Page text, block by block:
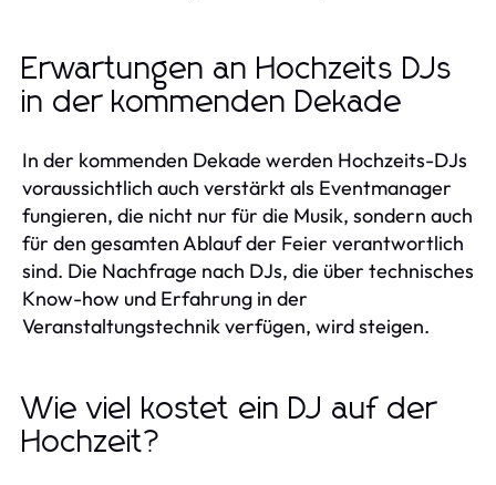
Erwartungen an Hochzeits DJs
in der kommenden Dekade
In der kommenden Dekade werden Hochzeits-DJs
voraussichtlich auch verstärkt als Eventmanager
fungieren, die nicht nur für die Musik, sondern auch
für den gesamten Ablauf der Feier verantwortlich
sind. Die Nachfrage nach DJs, die über technisches
Know-how und Erfahrung in der
Veranstaltungstechnik verfügen, wird steigen.
Wie viel kostet ein DJ auf der
Hochzeit?